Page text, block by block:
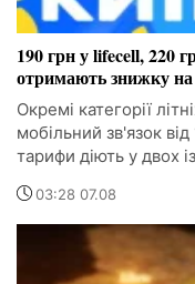
190 грн у lifecell, 220
отримають знижку на
Окремі категорії
мобільний зв'язок
тарифи діють у двох
03:28 07.08